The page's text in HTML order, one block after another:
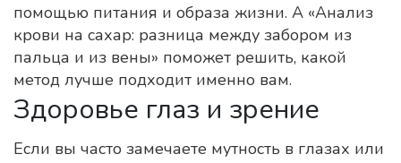
помощью питания и образа жизни. А «Анализ
крови на сахар: разница между забором из
пальца и из вены» поможет решить, какой
метод лучше подходит именно вам.
Здоровье глаз и зрение
Если вы часто замечаете мутность в глазах или